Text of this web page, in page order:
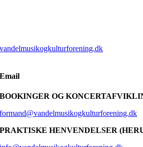
vandelmusikogkulturforening.dk
Email
BOOKINGER OG
formand@vandelmusikogkulturforening.dk
PRAKTISKE HENVENDELSER